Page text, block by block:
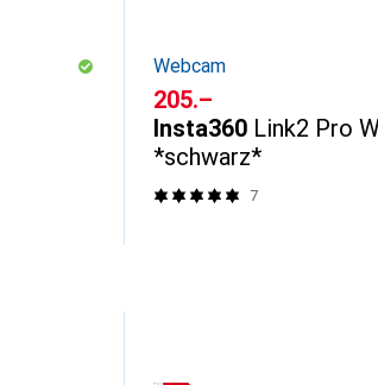
Webcam
CHF
205.–
Insta360 Link2 Pro
*schwarz*
7